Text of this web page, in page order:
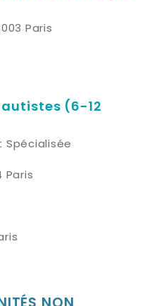
Paris
autistes (6-12
Spécialisée
Paris